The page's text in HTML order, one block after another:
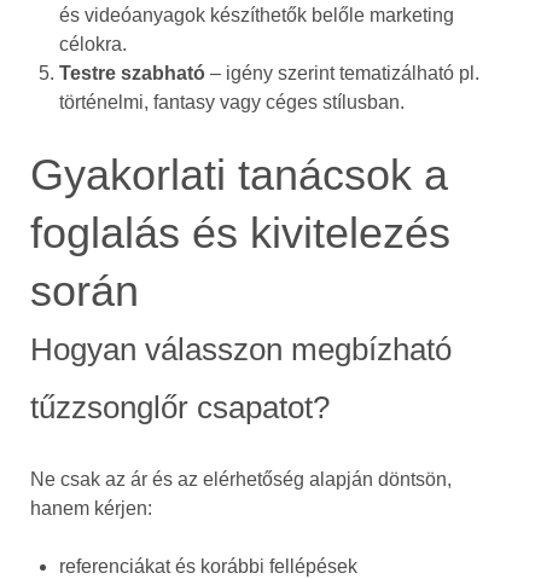
és videóanyagok készíthetők belőle marketing
célokra.
Testre szabható– igény szerint tematizálható pl.
történelmi, fantasy vagy céges stílusban.
Gyakorlati tanácsok a
foglalás és kivitelezés
során
Hogyan válasszon megbízható
tűzzsonglőr csapatot?
Ne csak az ár és az elérhetőség alapján döntsön,
hanem kérjen:
referenciákat és korábbi fellépések